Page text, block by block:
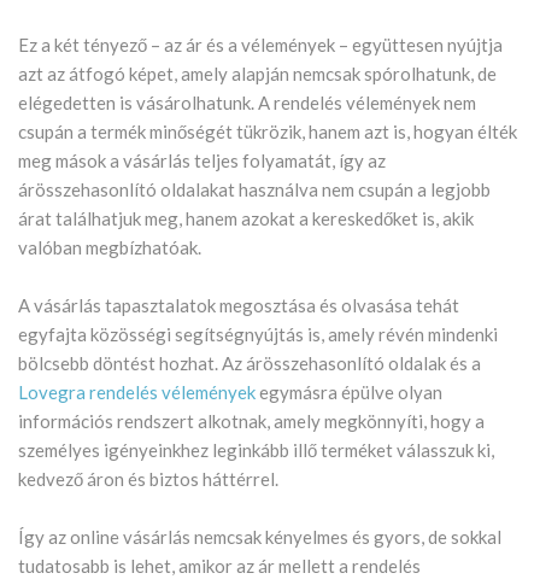
Ez a két tényező – az ár és a vélemények – együttesen nyújtja
azt az átfogó képet, amely alapján nemcsak spórolhatunk, de
elégedetten is vásárolhatunk. A rendelés vélemények nem
csupán a termék minőségét tükrözik, hanem azt is, hogyan élték
meg mások a vásárlás teljes folyamatát, így az
árösszehasonlító oldalakat használva nem csupán a legjobb
árat találhatjuk meg, hanem azokat a kereskedőket is, akik
valóban megbízhatóak.
A vásárlás tapasztalatok megosztása és olvasása tehát
egyfajta közösségi segítségnyújtás is, amely révén mindenki
bölcsebb döntést hozhat. Az árösszehasonlító oldalak és a
Lovegra rendelés véleményekegymásra épülve olyan
információs rendszert alkotnak, amely megkönnyíti, hogy a
személyes igényeinkhez leginkább illő terméket válasszuk ki,
kedvező áron és biztos háttérrel.
Így az online vásárlás nemcsak kényelmes és gyors, de sokkal
tudatosabb is lehet, amikor az ár mellett a rendelés